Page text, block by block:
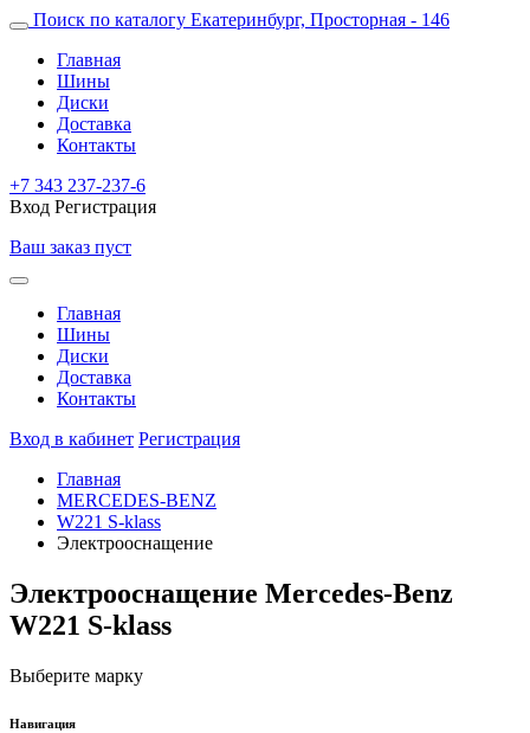
Поиск по каталогу Екатеринбург, Просторная - 146
Главная
Шины
Диски
Доставка
Контакты
+7 343 237-237-6
Вход Регистрация
Ваш заказ пуст
Главная
Шины
Диски
Доставка
Контакты
Вход в кабинет Регистрация
Главная
MERCEDES-BENZ
W221 S-klass
Электрооснащение
Электрооснащение Mercedes-Benz
W221 S-klass
Выберите марку
Навигация